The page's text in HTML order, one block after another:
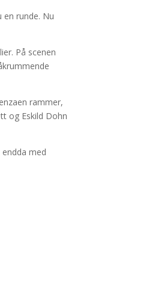
en runde. Nu
På scenen
rammer,
og Eskild Dohn
med